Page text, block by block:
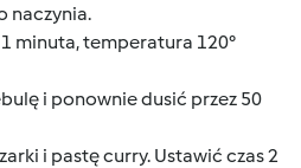
naczynia.
minuta, temperatura 120°
i ponownie dusić przez 50
i pastę curry. Ustawić czas 2